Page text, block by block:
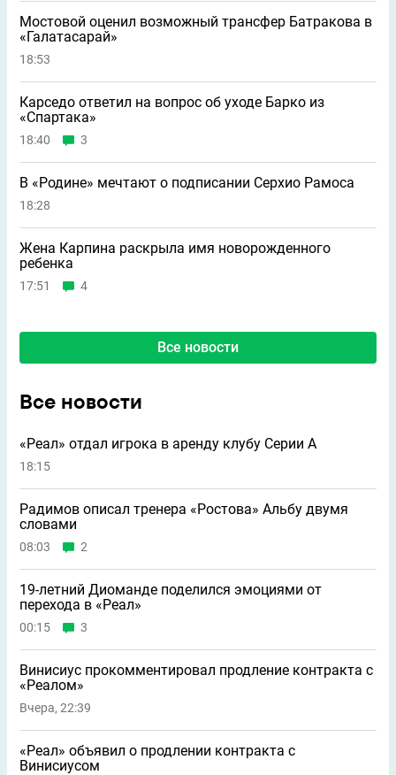
Мостовой оценил возможный трансфер Батракова в
«Галатасарай»
18:53
Карседо ответил на вопрос об уходе Барко из
«Спартака»
18:40 3
В «Родине» мечтают о подписании Серхио Рамоса
18:28
Жена Карпина раскрыла имя новорождeнного
ребeнка
17:51 4
Все новости
Все новости
«Реал» отдал игрока в аренду клубу Серии А
18:15
Радимов описал тренера «Ростова» Альбу двумя
словами
08:03 2
19-летний Диоманде поделился эмоциями от
перехода в «Реал»
00:15 3
Винисиус прокомментировал продление контракта с
«Реалом»
Вчера, 22:39
«Реал» объявил о продлении контракта с
Винисиусом